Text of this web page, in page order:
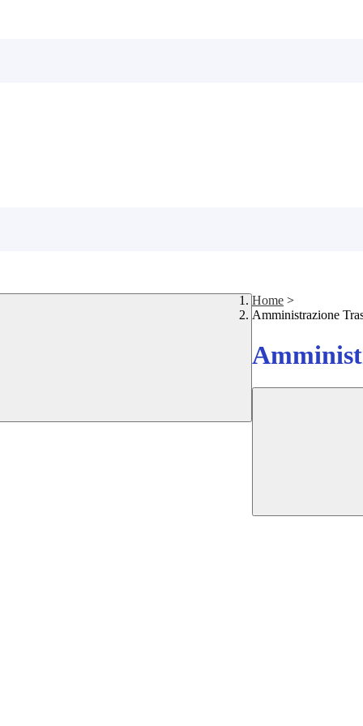
Home >
Amministrazione